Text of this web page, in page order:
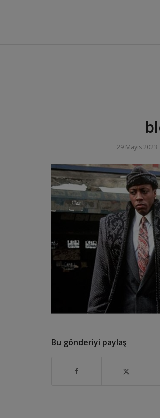
29 Mayıs 2023
Bu gönderiyi paylaş